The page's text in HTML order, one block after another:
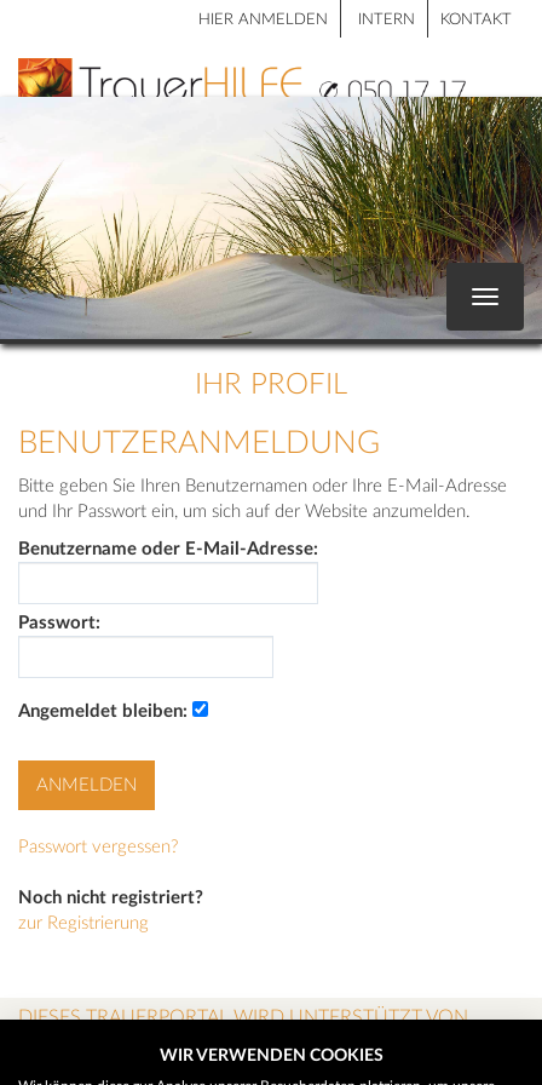
HIER ANMELDEN INTERN KONTAKT
Toggle
IHR PROFIL
BENUTZERANMELDUNG
Bitte geben Sie Ihren Benutzernamen oder Ihre E-Mail-Adresse
und Ihr Passwort ein, um sich auf der Website anzumelden.
Benutzername oder E-Mail-Adresse:
Passwort:
Angemeldet bleiben:
Passwort vergessen?
Noch nicht registriert?
zur Registrierung
DIESES TRAUERPORTAL WIRD UNTERSTÜTZT VON
WIR VERWENDEN COOKIES